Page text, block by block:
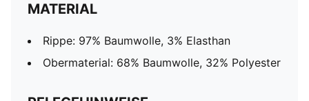
MATERIAL
Rippe: 97% Baumwolle, 3% Elasthan
Obermaterial: 68% Baumwolle, 32% Polyester